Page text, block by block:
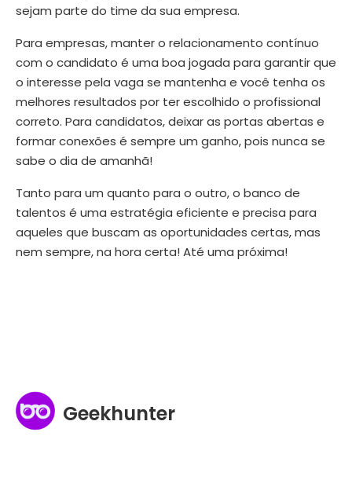
sejam parte do time da sua empresa.
Para empresas, manter o relacionamento contínuo
com o candidato é uma boa jogada para garantir que
o interesse pela vaga se mantenha e você tenha os
melhores resultados por ter escolhido o profissional
correto. Para candidatos, deixar as portas abertas e
formar conexões é sempre um ganho, pois nunca se
sabe o dia de amanhã!
Tanto para um quanto para o outro, o banco de
talentos é uma estratégia eficiente e precisa para
aqueles que buscam as oportunidades certas, mas
nem sempre, na hora certa! Até uma próxima!
Geekhunter